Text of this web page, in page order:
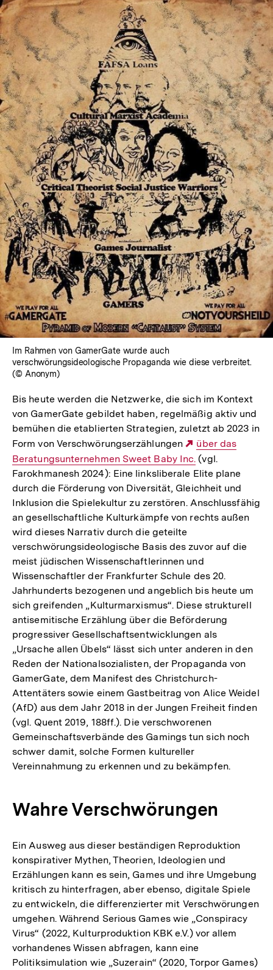
In
Lightbox
öffnen
Im Rahmen von GamerGate wurde auch
verschwörungsideologische Propaganda wie diese verbreitet.
(© Anonym)
Bis heute werden die Netzwerke, die sich im Kontext
von GamerGate gebildet haben, regelmäßig aktiv und
bemühen die etablierten Strategien, zuletzt ab 2023 in
Form von Verschwörungserzählungen
Externer
Link:
über das
Beratungsunternehmen Sweet Baby Inc. (vgl.
Farokhmanesh 2024): Eine linksliberale Elite plane
durch die Förderung von Diversität, Gleichheit und
Inklusion die Spielekultur zu zerstören. Anschlussfähig
an gesellschaftliche Kulturkämpfe von rechts außen
wird dieses Narrativ durch die geteilte
verschwörungsideologische Basis des zuvor auf die
meist jüdischen Wissenschaftlerinnen und
Wissenschaftler der Frankfurter Schule des 20.
Jahrhunderts bezogenen und angeblich bis heute um
sich greifenden „Kulturmarxismus“. Diese strukturell
antisemitische Erzählung über die Beförderung
progressiver Gesellschaftsentwicklungen als
„Ursache allen Übels“ lässt sich unter anderen in den
Reden der Nationalsozialisten, der Propaganda von
GamerGate, dem Manifest des Christchurch-
Attentäters sowie einem Gastbeitrag von Alice Weidel
(AfD) aus dem Jahr 2018 in der Jungen Freiheit finden
(vgl. Quent 2019, 188ff.). Die verschworenen
Gemeinschaftsverbände des Gamings tun sich noch
schwer damit, solche Formen kultureller
Vereinnahmung zu erkennen und zu bekämpfen.
Wahre Verschwörungen
Ein Ausweg aus dieser beständigen Reproduktion
konspirativer Mythen, Theorien, Ideologien und
Erzählungen kann es sein, Games und ihre Umgebung
kritisch zu hinterfragen, aber ebenso, digitale Spiele
zu entwickeln, die differenzierter mit Verschwörungen
umgehen. Während Serious Games wie „Conspiracy
Virus“ (2022, Kulturproduktion KBK e.V.) vor allem
vorhandenes Wissen abfragen, kann eine
Politiksimulation wie „Suzerain“ (2020, Torpor Games)